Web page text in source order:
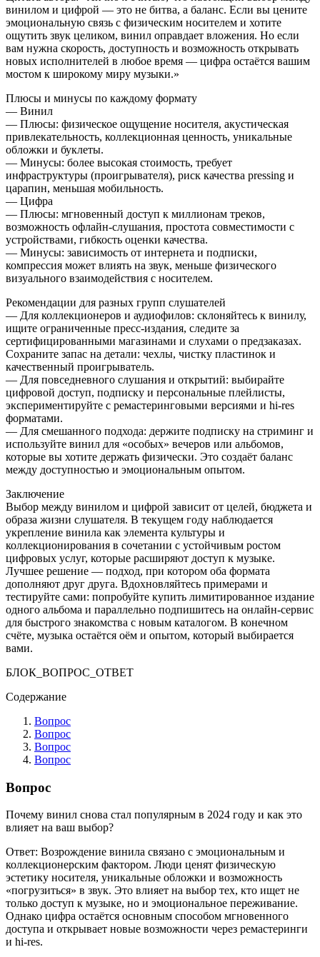
винилом и цифрой — это не битва, а баланс. Если вы цените
эмоциональную связь с физическим носителем и хотите
ощутить звук целиком, винил оправдает вложения. Но если
вам нужна скорость, доступность и возможность открывать
новых исполнителей в любое время — цифра остаётся вашим
мостом к широкому миру музыки.»
Плюсы и минусы по каждому формату
— Винил
— Плюсы: физическое ощущение носителя, акустическая
привлекательность, коллекционная ценность, уникальные
обложки и буклеты.
— Минусы: более высокая стоимость, требует
инфраструктуры (проигрывателя), риск качества pressing и
царапин, меньшая мобильность.
— Цифра
— Плюсы: мгновенный доступ к миллионам треков,
возможность офлайн-слушания, простота совместимости с
устройствами, гибкость оценки качества.
— Минусы: зависимость от интернета и подписки,
компрессия может влиять на звук, меньше физического
визуального взаимодействия с носителем.
Рекомендации для разных групп слушателей
— Для коллекционеров и аудиофилов: склоняйтесь к винилу,
ищите ограниченные пресс-издания, следите за
сертифицированными магазинами и слухами о предзаказах.
Сохраните запас на детали: чехлы, чистку пластинок и
качественный проигрыватель.
— Для повседневного слушания и открытий: выбирайте
цифровой доступ, подписку и персональные плейлисты,
экспериментируйте с ремастеринговыми версиями и hi-res
форматами.
— Для смешанного подхода: держите подписку на стриминг и
используйте винил для «особых» вечеров или альбомов,
которые вы хотите держать физически. Это создаёт баланс
между доступностью и эмоциональным опытом.
Заключение
Выбор между винилом и цифрой зависит от целей, бюджета и
образа жизни слушателя. В текущем году наблюдается
укрепление винила как элемента культуры и
коллекционирования в сочетании с устойчивым ростом
цифровых услуг, которые расширяют доступ к музыке.
Лучшее решение — подход, при котором оба формата
дополняют друг друга. Вдохновляйтесь примерами и
тестируйте сами: попробуйте купить лимитированное издание
одного альбома и параллельно подпишитесь на онлайн-сервис
для быстрого знакомства с новым каталогом. В конечном
счёте, музыка остаётся оём и опытом, который выбирается
вами.
БЛОК_ВОПРОС_ОТВЕТ
Содержание
Вопрос
Вопрос
Вопрос
Вопрос
Вопрос
Почему винил снова стал популярным в 2024 году и как это
влияет на ваш выбор?
Ответ: Возрождение винила связано с эмоциональным и
коллекционерским фактором. Люди ценят физическую
эстетику носителя, уникальные обложки и возможность
«погрузиться» в звук. Это влияет на выбор тех, кто ищет не
только доступ к музыке, но и эмоциональное переживание.
Однако цифра остаётся основным способом мгновенного
доступа и открывает новые возможности через ремастеринги
и hi-res.